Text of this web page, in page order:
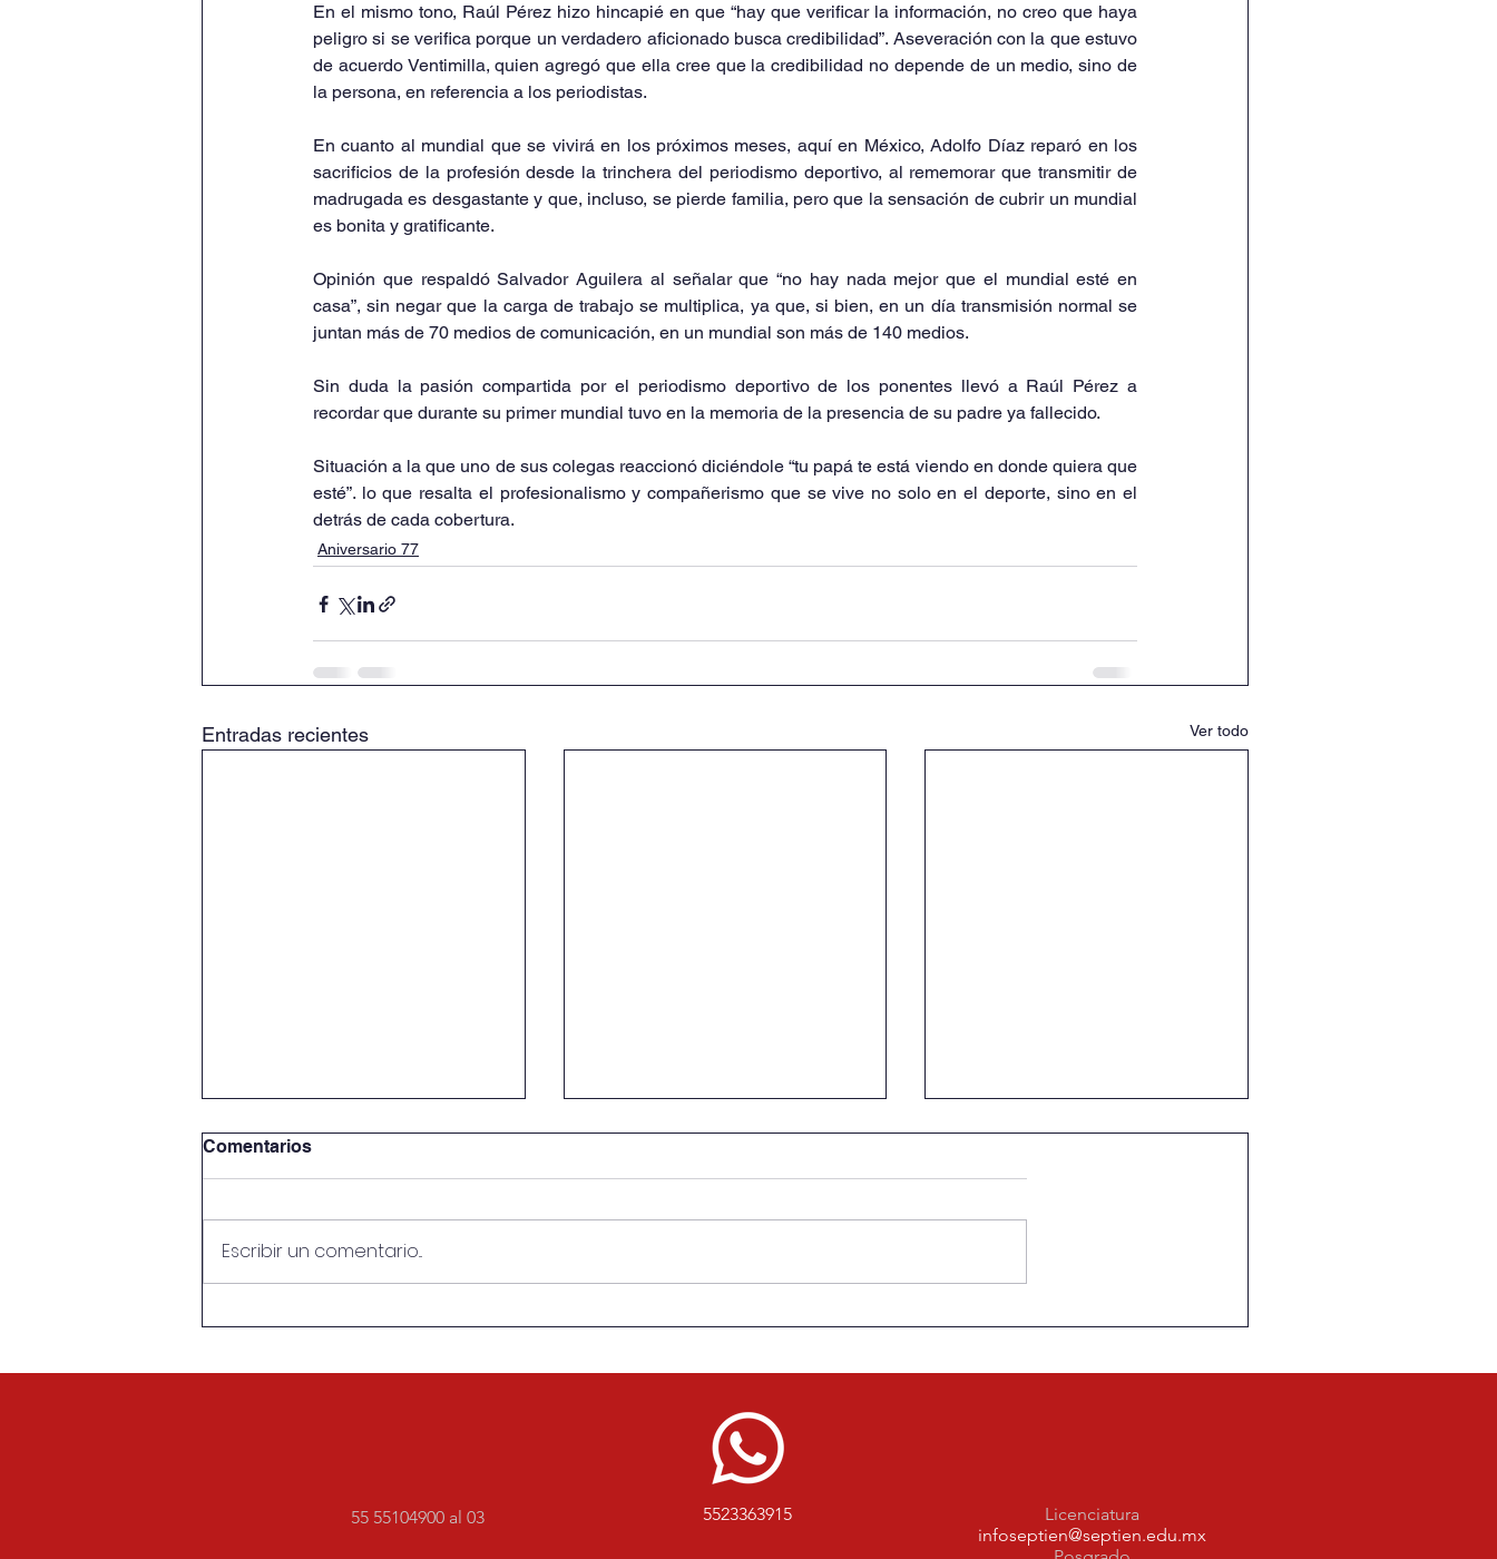
En el mismo tono, Raúl Pérez hizo hincapié en que “hay que verificar la información, no creo que haya
peligro si se verifica porque un verdadero aficionado busca credibilidad”. Aseveración con la que estuvo
de acuerdo Ventimilla, quien agregó que ella cree que la credibilidad no depende de un medio, sino de
la persona, en referencia a los periodistas.
En cuanto al mundial que se vivirá en los próximos meses, aquí en México, Adolfo Díaz reparó en los
sacrificios de la profesión desde la trinchera del periodismo deportivo, al rememorar que transmitir de
madrugada es desgastante y que, incluso, se pierde familia, pero que la sensación de cubrir un mundial
es bonita y gratificante.
Opinión que respaldó Salvador Aguilera al señalar que “no hay nada mejor que el mundial esté en
casa”, sin negar que la carga de trabajo se multiplica, ya que, si bien, en un día transmisión normal se
juntan más de 70 medios de comunicación, en un mundial son más de 140 medios.
Sin duda la pasión compartida por el periodismo deportivo de los ponentes llevó a Raúl Pérez a
recordar que durante su primer mundial tuvo en la memoria de la presencia de su padre ya fallecido.
Situación a la que uno de sus colegas reaccionó diciéndole “tu papá te está viendo en donde quiera que
esté”. lo que resalta el profesionalismo y compañerismo que se vive no solo en el deporte, sino en el
detrás de cada cobertura.
Aniversario 77
Entradas recientes Ver todo
Comentarios
Escribir un comentario...
55 55104900 al 03 5523363915
Licenciatura
infoseptien@septien.edu.mx